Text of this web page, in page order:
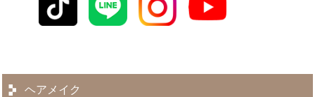
ヘアメイク